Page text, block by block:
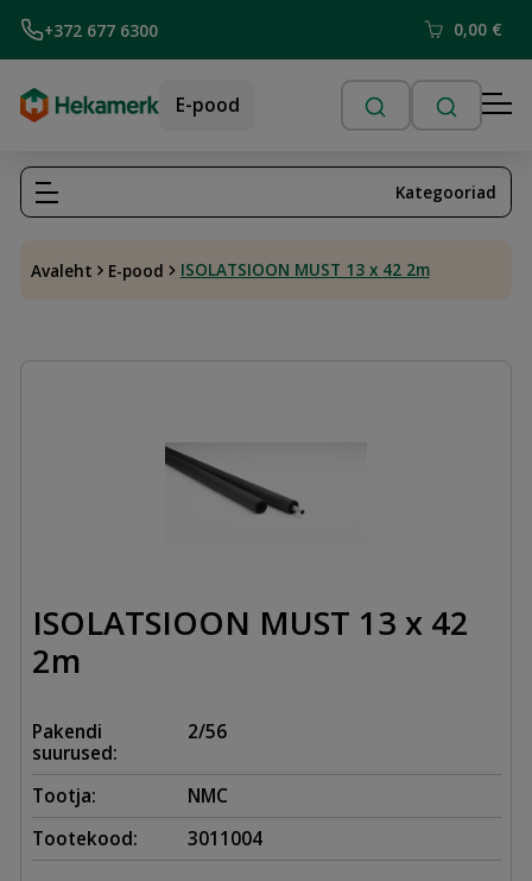
+372 677 6300 0,00 €
E-pood
Avaleht E-pood ISOLATSIOON MUST 13 x 42 2m
Kategooriad
ISOLATSIOON MUST 13 x 42
2m
Pakendi
suurused:
2/56
Tootja:
NMC
Tootekood:
3011004